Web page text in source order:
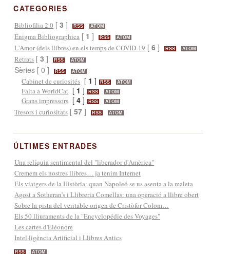
CATEGORIES
Bibliofilia 2.0 [3 ] RSS ATOM
Enigma Bibliographica [ 1 ] RSS ATOM
L'Amor (dels llibres) en els temps de COVID-19 [6 ] RSS ATOM
Retrats [3 ] RSS ATOM
Sèries [ 0 ] RSS ATOM
Cabinet de curiosités [ 1 ] RSS ATOM
Falta a WorldCat [ 1 ] RSS ATOM
Grans impressors [4 ] RSS ATOM
Tresors i curiositats [57 ] RSS ATOM
ÚLTIMES ENTRADES
Una relíquia sentimental del "liberador d'Amèrica"
Cremem els nostres llibres… ja tenim Internet
Els viatgers de la Història: quan Napoleó se us asenta a la maleta
Agost a Sotheran’s i Llibreria Comellas: una operació a llibre obert
Sobre la pista del veritable origen de Cristòfor Colom…
Els 50 lliuraments de la "Encyclopédie des Voyages"
Les cartes d'Eléonore
Intel·ligència Artificial i Llibres Antics
RSS ATOM